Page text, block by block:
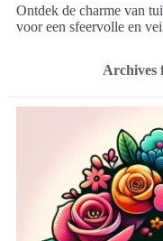
Ontdek de charme van
voor een sfeervolle en
Archives